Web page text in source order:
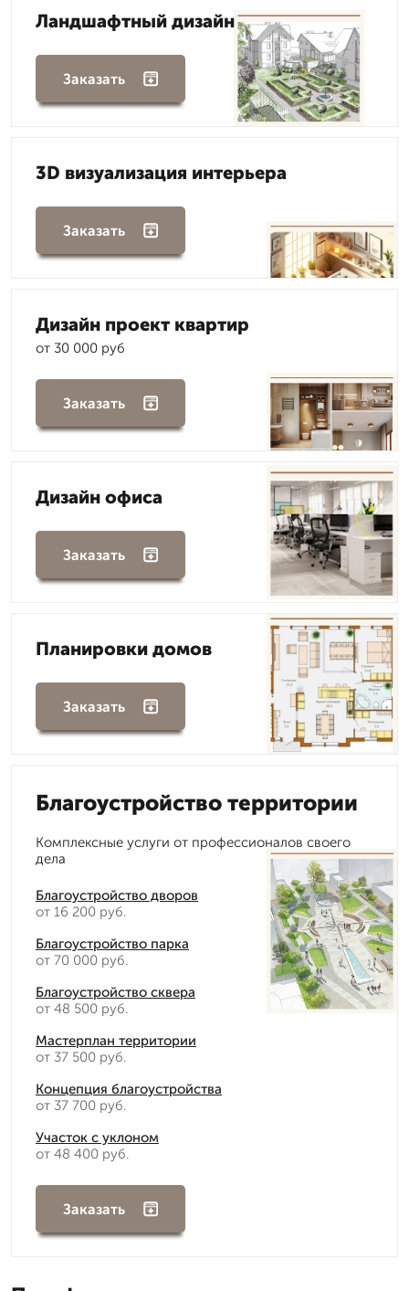
Ландшафтный дизайн
Заказать
3D визуализация интерьера
Заказать
Дизайн проект квартир
от 30 000 руб
Заказать
Дизайн офиса
Заказать
Планировки домов
Заказать
Благоустройство территории
Комплексные услуги от профессионалов своего
дела
Благоустройство дворов
от 16 200 руб.
Благоустройство парка
от 70 000 руб.
Благоустройство сквера
от 48 500 руб.
Мастерплан территории
от 37 500 руб.
Концепция благоустройства
от 37 700 руб.
Участок с уклоном
от 48 400 руб.
Заказать